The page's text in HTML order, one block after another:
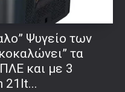
Ψυγείο των
τα
και με 3
21lt...